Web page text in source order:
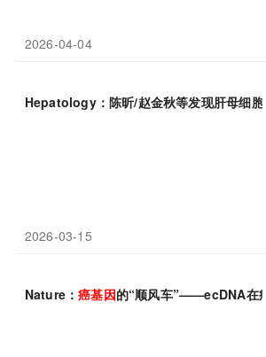
2026-04-04
Hepatology：陈昕/赵金秋等发现肝母细
2026-03-15
Nature：癌基因的“顺风车”——ecDNA在